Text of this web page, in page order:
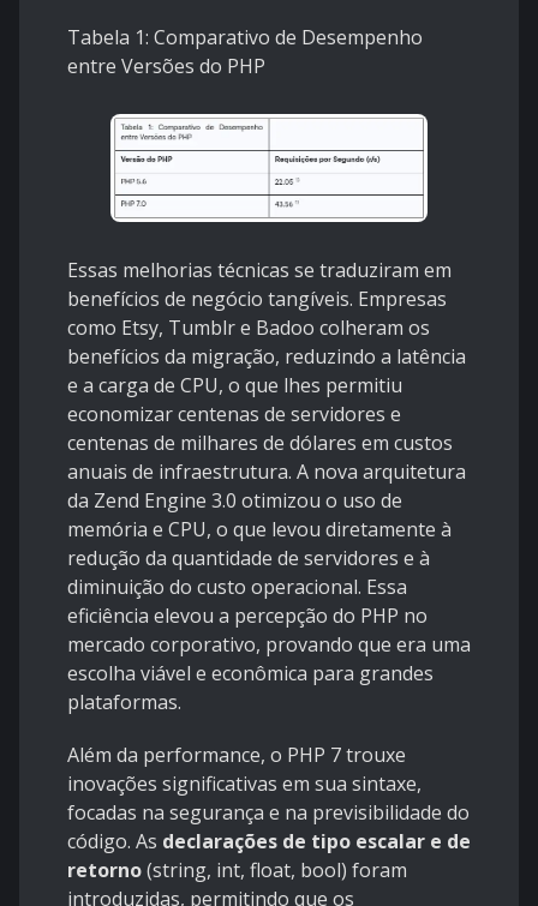
Tabela 1: Comparativo de Desempenho
entre Versões do PHP
Essas melhorias técnicas se traduziram em
benefícios de negócio tangíveis. Empresas
como Etsy, Tumblr e Badoo colheram os
benefícios da migração, reduzindo a latência
e a carga de CPU, o que lhes permitiu
economizar centenas de servidores e
centenas de milhares de dólares em custos
anuais de infraestrutura. A nova arquitetura
da Zend Engine 3.0 otimizou o uso de
memória e CPU, o que levou diretamente à
redução da quantidade de servidores e à
diminuição do custo operacional. Essa
eficiência elevou a percepção do PHP no
mercado corporativo, provando que era uma
escolha viável e econômica para grandes
plataformas.
Além da performance, o PHP 7 trouxe
inovações significativas em sua sintaxe,
focadas na segurança e na previsibilidade do
código. As declarações de tipo escalar e de
retorno(string, int, float, bool) foram
introduzidas, permitindo que os